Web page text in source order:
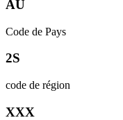
AU
Code de Pays
2S
code de région
XXX